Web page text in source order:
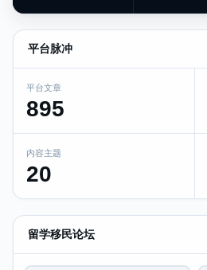
平台脉冲
平台文章
895
内容主题
20
留学移民论坛